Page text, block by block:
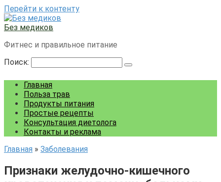
Перейти к контенту
Без медиков
Фитнес и правильное питание
Поиск:
Главная
Польза трав
Продукты питания
Простые рецепты
Консультация диетолога
Контакты и реклама
Главная » Заболевания
Признаки желудочно-кишечного